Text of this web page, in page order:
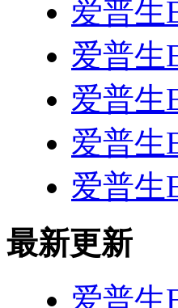
爱普生
爱普生
爱普生
爱普生
爱普生
最新更新
爱普生